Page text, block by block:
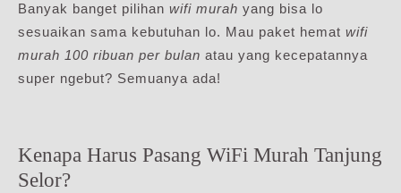
Banyak banget pilihan wifi murah yang bisa lo
sesuaikan sama kebutuhan lo. Mau paket hemat wifi
murah 100 ribuan per bulan atau yang kecepatannya
super ngebut? Semuanya ada!
Kenapa Harus Pasang WiFi Murah Tanjung
Selor?